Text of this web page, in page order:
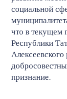
социальной
что в текущем
Республики
признание.